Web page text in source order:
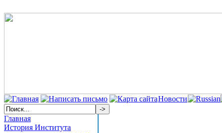
Новости
Главная
История Института